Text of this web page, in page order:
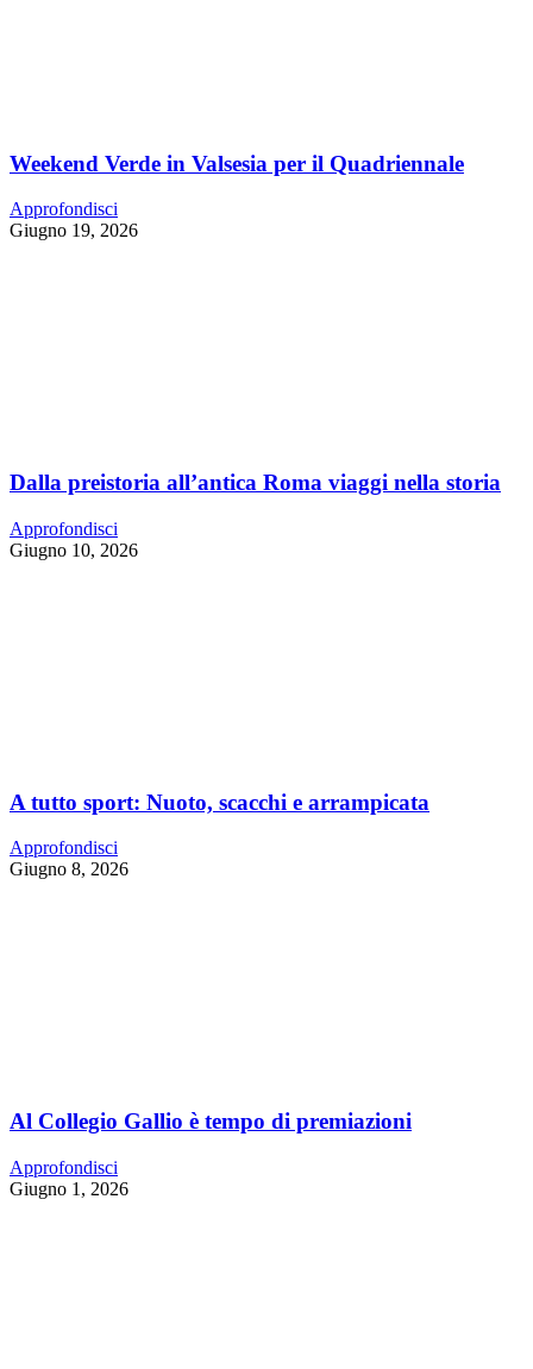
Weekend Verde in Valsesia per il Quadriennale
Approfondisci
Giugno 19, 2026
Dalla preistoria all’antica Roma viaggi nella storia
Approfondisci
Giugno 10, 2026
A tutto sport: Nuoto, scacchi e arrampicata
Approfondisci
Giugno 8, 2026
Al Collegio Gallio è tempo di premiazioni
Approfondisci
Giugno 1, 2026